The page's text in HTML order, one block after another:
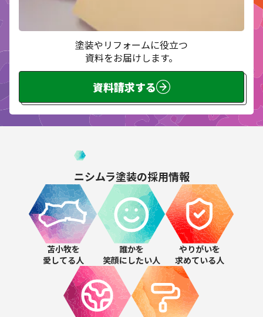
塗装やリフォームに役立つ
資料をお届けします。
資料請求する
ニシムラ塗装の採用情報
苫小牧を
愛してる人
誰かを
笑顔にしたい人
やりがいを
求めている人